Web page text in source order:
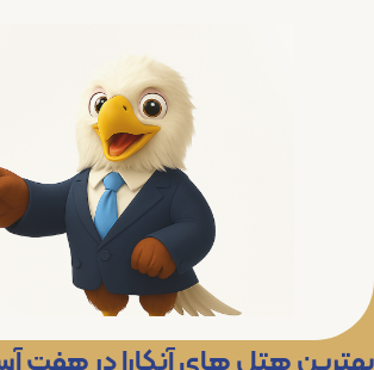
بهترین هتل های آنکارا در هفت